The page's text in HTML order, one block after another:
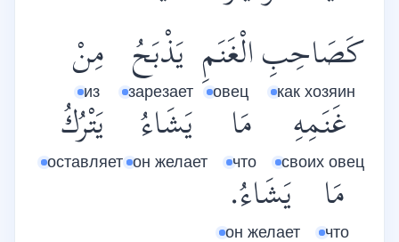
كَصَاحِبِ
как хозяин
الْغَنَمِ
овец
يَذْبَحُ
зарезает
مِنْ
из
غَنَمِهِ
своих овец
مَا
что
يَشَاءُ
он желает
يَتْرُكُ
оставляет
مَا
что
يَشَاءُ.
он желает